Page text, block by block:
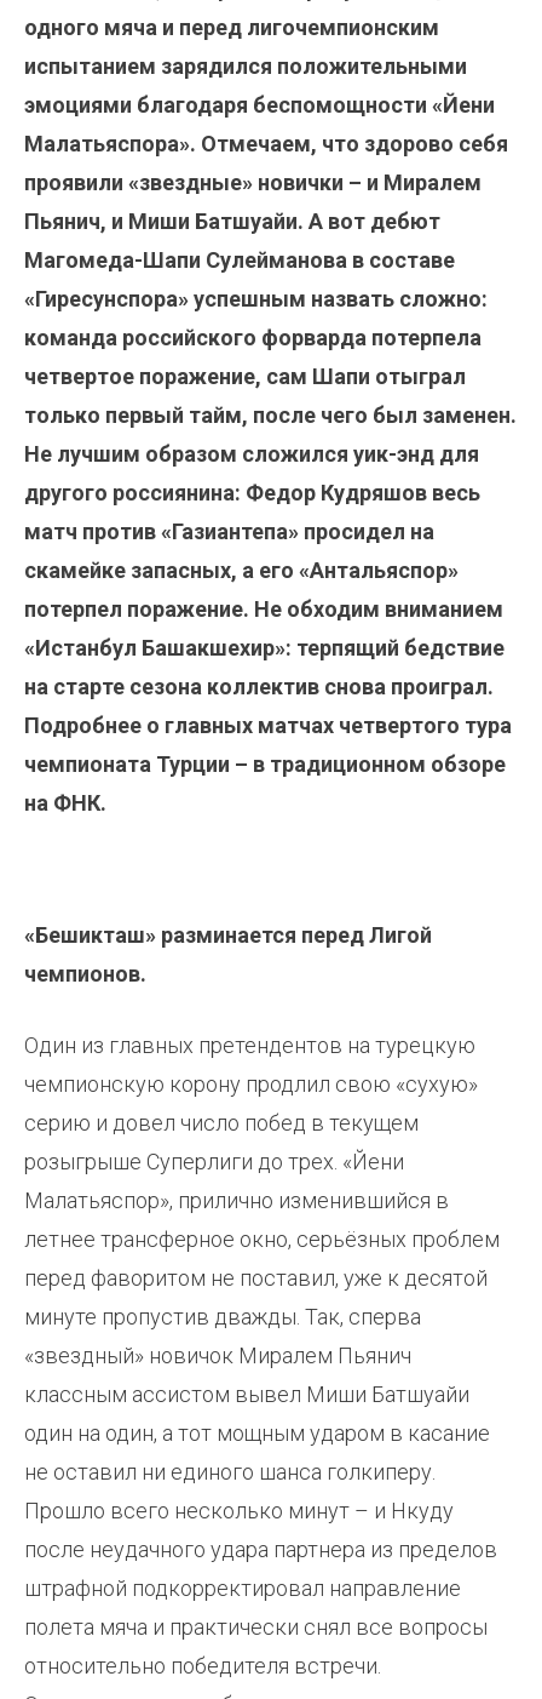
одного мяча и перед лигочемпионским
испытанием зарядился положительными
эмоциями благодаря беспомощности «Йени
Малатьяспора». Отмечаем, что здорово себя
проявили «звездные» новички – и Миралем
Пьянич, и Миши Батшуайи. А вот дебют
Магомеда-Шапи Сулейманова в составе
«Гиресунспора» успешным назвать сложно:
команда российского форварда потерпела
четвертое поражение, сам Шапи отыграл
только первый тайм, после чего был заменен.
Не лучшим образом сложился уик-энд для
другого россиянина: Федор Кудряшов весь
матч против «Газиантепа» просидел на
скамейке запасных, а его «Антальяспор»
потерпел поражение. Не обходим вниманием
«Истанбул Башакшехир»: терпящий бедствие
на старте сезона коллектив снова проиграл.
Подробнее о главных матчах четвертого тура
чемпионата Турции – в традиционном обзоре
на ФНК.
«Бешикташ» разминается перед Лигой
чемпионов.
Один из главных претендентов на турецкую
чемпионскую корону продлил свою «сухую»
серию и довел число побед в текущем
розыгрыше Суперлиги до трех. «Йени
Малатьяспор», прилично изменившийся в
летнее трансферное окно, серьёзных проблем
перед фаворитом не поставил, уже к десятой
минуте пропустив дважды. Так, сперва
«звездный» новичок Миралем Пьянич
классным ассистом вывел Миши Батшуайи
один на один, а тот мощным ударом в касание
не оставил ни единого шанса голкиперу.
Прошло всего несколько минут – и Нкуду
после неудачного удара партнера из пределов
штрафной подкорректировал направление
полета мяча и практически снял все вопросы
относительно победителя встречи.